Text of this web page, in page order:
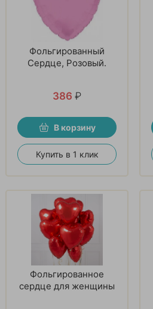
Фольгированный
Сердце, Розовый.
386 ₽
В корзину
Купить в 1 клик
Фольгированное
сердце для женщины